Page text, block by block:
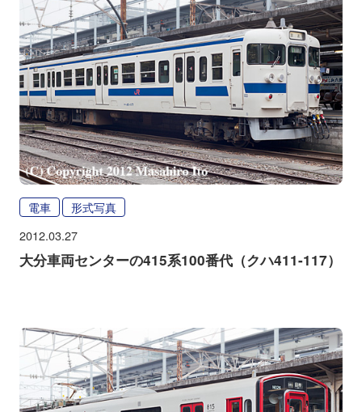
電車 形式写真
2012.03.27
大分車両センターの415系100番代（クハ411-117）